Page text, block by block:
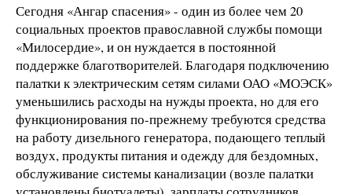
Сегодня «Ангар спасения» - один из более чем 20
социальных проектов православной службы помощи
«Милосердие», и он нуждается в постоянной
поддержке благотворителей. Благодаря подключению
палатки к электрическим сетям силами ОАО «МОЭСК»
уменьшились расходы на нужды проекта, но для его
функционирования по-прежнему требуются средства
на работу дизельного генератора, подающего теплый
воздух, продукты питания и одежду для бездомных,
обслуживание системы канализации (возле палатки